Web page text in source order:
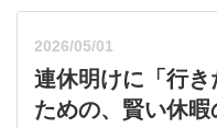
2026/05/01
連休明けに「行
ための、賢い休